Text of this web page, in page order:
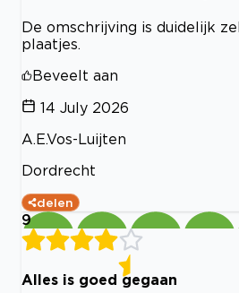
De omschrijving is duidelijk
plaatjes.
Beveelt aan
14 July 2026
A.E.Vos-Luijten
Dordrecht
delen
9
Alles is goed gegaan